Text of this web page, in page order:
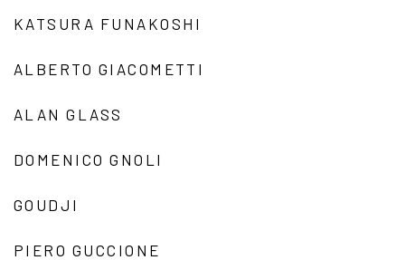
KATSURA FUNAKOSHI
ALBERTO GIACOMETTI
ALAN GLASS
DOMENICO GNOLI
GOUDJI
PIERO GUCCIONE